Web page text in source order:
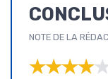
NOTE DE LA